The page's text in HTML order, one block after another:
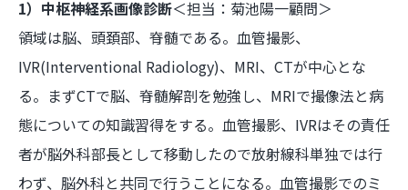
1）中枢神経系画像診断＜担当：菊池陽一顧問＞
領域は脳、頭頚部、脊髄である。血管撮影、
IVR(Interventional Radiology)、MRI、CTが中心とな
る。まずCTで脳、脊髄解剖を勉強し、MRIで撮像法と病
態についての知識習得をする。血管撮影、IVRはその責任
者が脳外科部長として移動したので放射線科単独では行
わず、脳外科と共同で行うことになる。血管撮影でのミ